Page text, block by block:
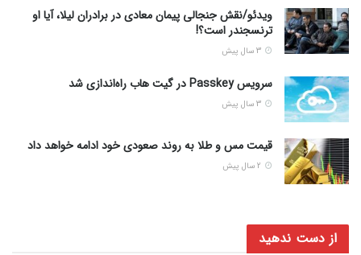
ویدئو/نقش جنجالی پیمان معادی در برادران لیلا، آیا او
ترنسجندر است؟!
سرویس Passkey در گیت هاب راه‌اندازی شد
قیمت مس و طلا به روند صعودی خود ادامه خواهد داد
از دست ندهید